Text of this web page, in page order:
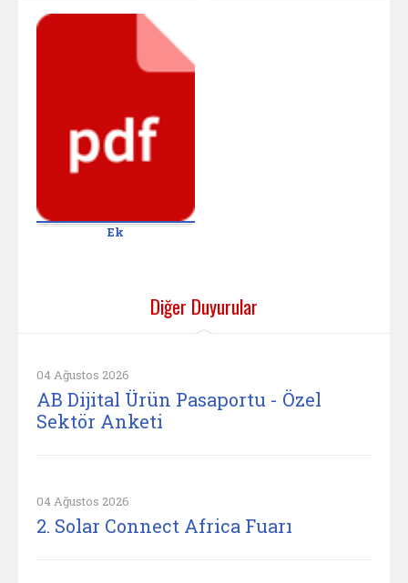
Ek
Diğer Duyurular
04 Ağustos 2026
AB Dijital Ürün Pasaportu - Özel
Sektör Anketi
04 Ağustos 2026
2. Solar Connect Africa Fuarı